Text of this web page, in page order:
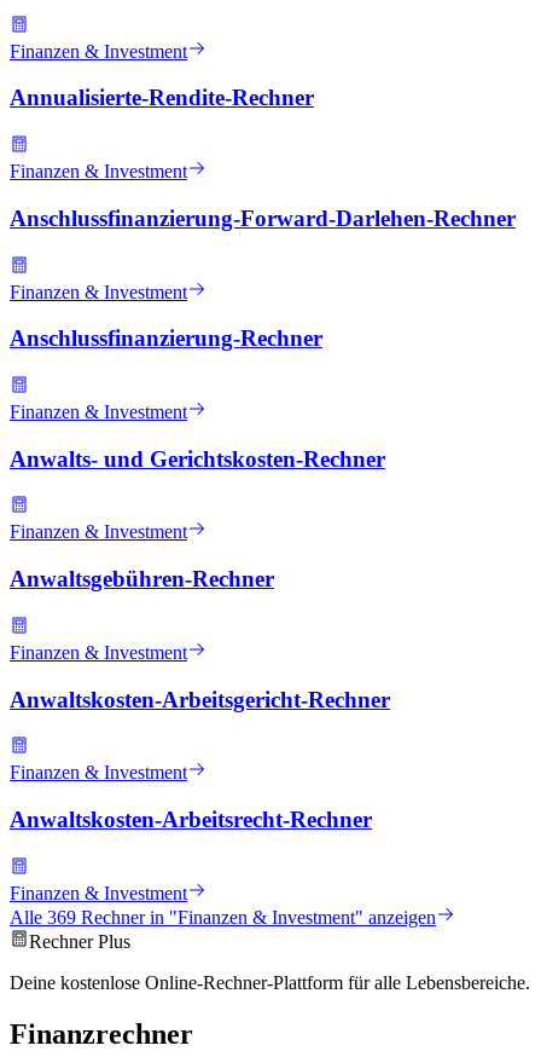
Finanzen & Investment
Annualisierte-Rendite-Rechner
Finanzen & Investment
Anschlussfinanzierung-Forward-Darlehen-Rechner
Finanzen & Investment
Anschlussfinanzierung-Rechner
Finanzen & Investment
Anwalts- und Gerichtskosten-Rechner
Finanzen & Investment
Anwaltsgebühren-Rechner
Finanzen & Investment
Anwaltskosten-Arbeitsgericht-Rechner
Finanzen & Investment
Anwaltskosten-Arbeitsrecht-Rechner
Finanzen & Investment
Alle 369 Rechner in "Finanzen & Investment" anzeigen
Rechner Plus
Deine kostenlose Online-Rechner-Plattform für alle Lebensbereiche.
Finanzrechner